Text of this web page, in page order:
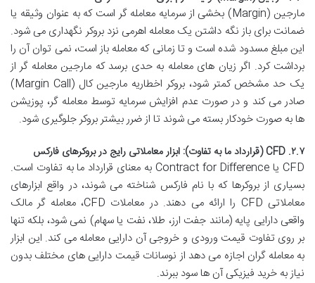
مارجین (Margin) بخشی از سرمایه معامله گر است که به عنوان وثیقه یا
ضمانت برای باز نگه داشتن یک معامله اهرمی نزد بروکر نگهداری می شود.
این مبلغ مسدود شده است و تا زمانی که معامله باز است، نمی توان آن را
برداشت کرد. اگر زیان های معامله به حدی برسد که مارجین معامله گر از
یک حد مشخص کمتر شود، بروکر اخطاریه مارجین کال (Margin Call)
صادر می کند و در صورت عدم افزایش سرمایه توسط معامله گر، پوزیشن
ها به صورت خودکار بسته می شوند تا از ضرر بیشتر بروکر جلوگیری شود.
۲.۷. CFD (قرارداد ما به تفاوت): ابزار معاملاتی رایج در بروکرهای فارکس
CFD یا Contract for Difference به معنای قرارداد ما به تفاوت است.
بسیاری از بروکرها که با نام فارکس شناخته می شوند، در واقع ابزارهای
معاملاتی CFD را ارائه می دهند. در معاملات CFD، معامله گر مالک
واقعی دارایی پایه (مانند جفت ارز، طلا، نفت یا سهام) نمی شود، بلکه تنها
بر روی تفاوت قیمت ورودی و خروجی آن دارایی معامله می کند. این ابزار
به معامله گران اجازه می دهد از نوسانات قیمت دارایی های مختلف بدون
نیاز به خرید فیزیکی آن ها سود ببرند.